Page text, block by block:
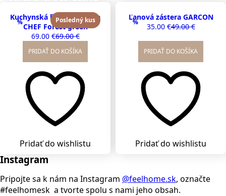
% Posledný kus
Kuchynská ľanová zástera
CHEF Forest green
69.00€
Original
price
69.00 €Current
price
PRIDAŤ DO KOŠÍKA
Pridať do wishlistu
%
Ľanová zástera GARCON
49.00€
Original
price
was:
35.00 €Current
price
is:
PRIDAŤ DO KOŠÍKA
Pridať do wishlistu
Instagram
Pripojte sa k nám na Instagram @feelhome.sk, označte
#feelhomesk a tvorte spolu s nami jeho obsah.